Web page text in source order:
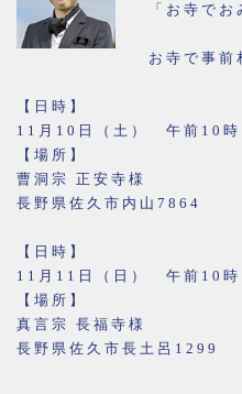
「お寺で
お寺で事前
【日時】
11月10日（土） 午前10時
【場所】
曹洞宗 正安寺様
長野県佐久市内山7864
【日時】
11月11日（日） 午前10時
【場所】
真言宗 長福寺様
長野県佐久市長土呂1299